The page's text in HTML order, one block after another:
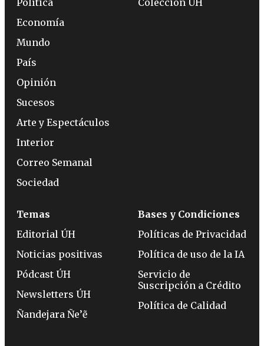
Economía
Mundo
País
Opinión
Sucesos
Arte y Espectáculos
Interior
Correo Semanal
Sociedad
Temas
Editorial ÚH
Noticias positivas
Pódcast ÚH
Newsletters ÚH
Ñandejara Ñe’ẽ
Bases y Condiciones
Políticas de Privacidad
Política de uso de la IA
Servicio de
Suscripción a Crédito
Política de Calidad